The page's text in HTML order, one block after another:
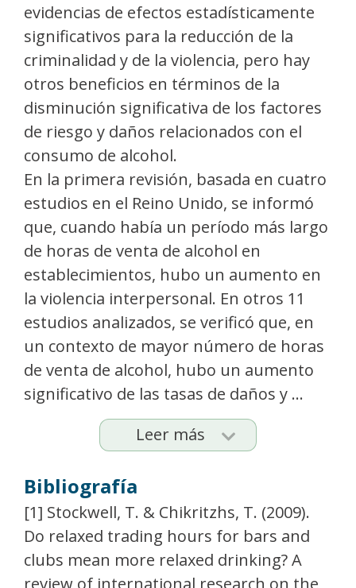
evidencias de efectos estadísticamente
significativos para la reducción de la
criminalidad y de la violencia, pero hay
otros beneficios en términos de la
disminución significativa de los factores
de riesgo y daños relacionados con el
consumo de alcohol.
En la primera revisión, basada en cuatro
estudios en el Reino Unido, se informó
que, cuando había un período más largo
de horas de venta de alcohol en
establecimientos, hubo un aumento en
la violencia interpersonal. En otros 11
estudios analizados, se verificó que, en
un contexto de mayor número de horas
de venta de alcohol, hubo un aumento
significativo de las tasas de daños y ...
Leer más
Bibliografía
[1] Stockwell, T. & Chikritzhs, T. (2009).
Do relaxed trading hours for bars and
clubs mean more relaxed drinking? A